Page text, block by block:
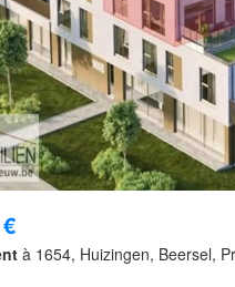
à 1654, Huizingen, Beersel,